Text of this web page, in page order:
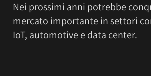
Nei prossimi anni potrebbe
mercato importante in settori
IoT, automotive e data center.